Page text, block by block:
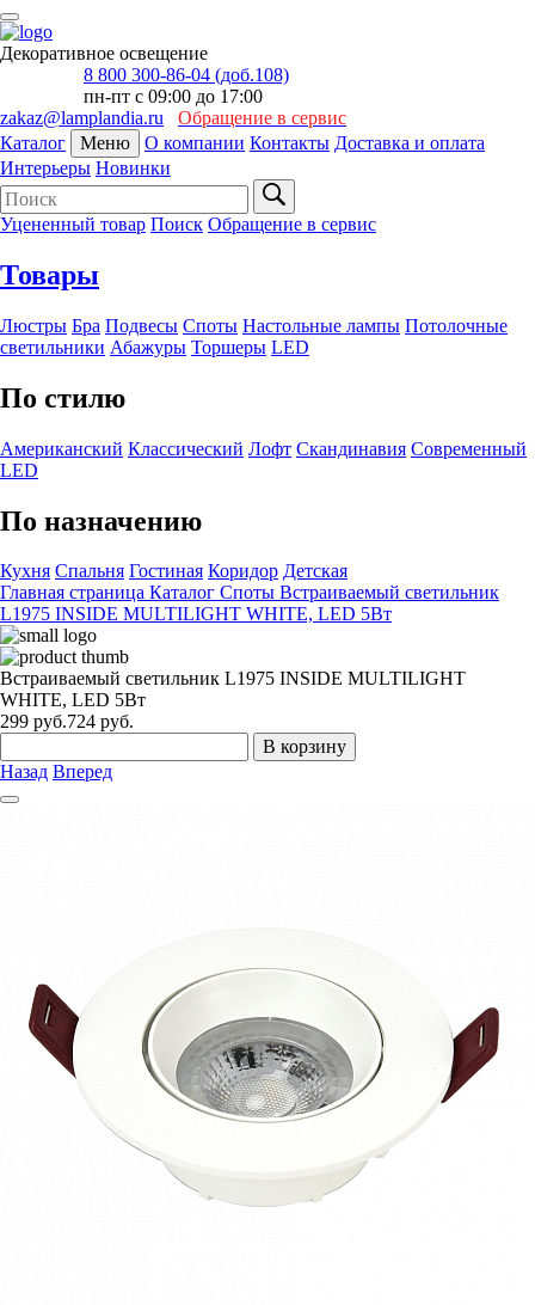
Декоративное освещение
8 800 300-86-04 (доб.108)
пн-пт с 09:00 до 17:00
zakaz@lamplandia.ru
Обращение в сервис
Каталог
Меню О компании Контакты Доставка и оплата
Интерьеры Новинки
Уцененный товар Поиск Обращение в сервис
Товары
Люстры Бра Подвесы Споты Настольные лампы Потолочные
светильники Абажуры Торшеры LED
По стилю
Американский Классический Лофт Скандинавия Современный
LED
По назначению
Кухня Спальня Гостиная Коридор Детская
Главная страница Каталог Cпоты Встраиваемый светильник
L1975 INSIDE MULTILIGHT WHITE, LED 5Вт
Встраиваемый светильник L1975 INSIDE MULTILIGHT
WHITE, LED 5Вт
299 руб.724 руб.
В корзину
Назад Вперед